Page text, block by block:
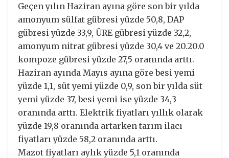
Geçen yılın Haziran ayına göre son bir yılda
amonyum sülfat gübresi yüzde 50,8, DAP
gübresi yüzde 33,9, ÜRE gübresi yüzde 32,2,
amonyum nitrat gübresi yüzde 30,4 ve 20.20.0
kompoze gübresi yüzde 27,5 oranında arttı.
Haziran ayında Mayıs ayına göre besi yemi
yüzde 1,1, süt yemi yüzde 0,9, son bir yılda süt
yemi yüzde 37, besi yemi ise yüzde 34,3
oranında arttı. Elektrik fiyatları yıllık olarak
yüzde 19,8 oranında artarken tarım ilacı
fiyatları yüzde 58,2 oranında arttı.
Mazot fiyatları aylık yüzde 5,1 oranında